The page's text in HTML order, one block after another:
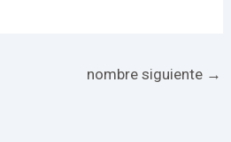
nombre siguiente →